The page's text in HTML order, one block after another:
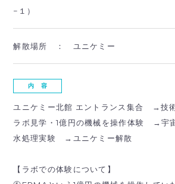
−１）
解散場所 ： ユニケミー
内 容
ユニケミー北館 エントランス集合 →技
ラボ見学・1億円の機械を操作体験 →
水処理実験 →ユニケミー解散
【ラボでの体験について】